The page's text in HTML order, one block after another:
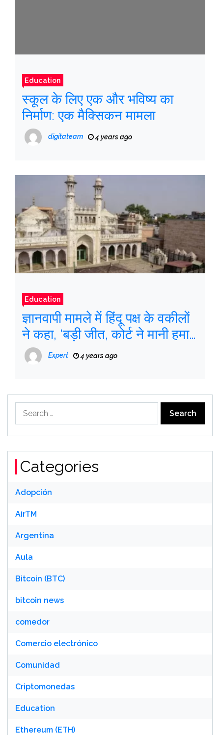
Education
स्कूल के लिए एक और भविष्य का
निर्माण: एक मैक्सिकन मामला
digitateam 4 years ago
Education
ज्ञानवापी मामले में हिंदू पक्ष के वकीलों
ने कहा, ‘बड़ी जीत, कोर्ट ने मानी हमारी
सभी दलीलें’
Expert 4 years ago
Categories
Adopción
AirTM
Argentina
Aula
Bitcoin (BTC)
bitcoin news
comedor
Comercio electrónico
Comunidad
Criptomonedas
Education
Ethereum (ETH)